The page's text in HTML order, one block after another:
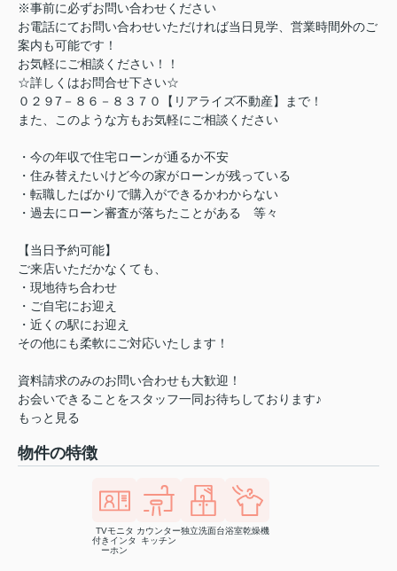
※事前に必ずお問い合わせください
お電話にてお問い合わせいただければ当日見学、営業時間外のご
案内も可能です！
お気軽にご相談ください！！
☆詳しくはお問合せ下さい☆
０２９7－８６－８３７０【リアライズ不動産】まで！
また、このような方もお気軽にご相談ください
・今の年収で住宅ローンが通るか不安
・住み替えたいけど今の家がローンが残っている
・転職したばかりで購入ができるかわからない
・過去にローン審査が落ちたことがある 等々
【当日予約可能】
ご来店いただかなくても、
・現地待ち合わせ
・ご自宅にお迎え
・近くの駅にお迎え
その他にも柔軟にご対応いたします！
資料請求のみのお問い合わせも大歓迎！
お会いできることをスタッフ一同お待ちしております♪
もっと見る
物件の特徴
TVモニタ
付きインタ
ーホン
カウンター
キッチン
独立洗面台浴室乾燥機